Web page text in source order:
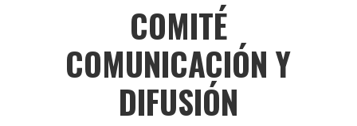
COMITÉ
COMUNICACIÓN Y
DIFUSIÓN